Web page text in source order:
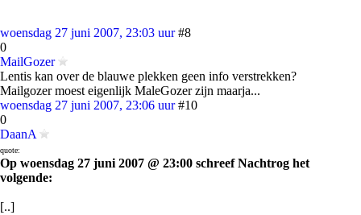
woensdag 27 juni 2007, 23:03 uur #8
0
MailGozer
Lentis kan over de blauwe plekken geen info verstrekken?
Mailgozer moest eigenlijk MaleGozer zijn maarja...
woensdag 27 juni 2007, 23:06 uur #10
0
DaanA
quote:
Op woensdag 27 juni 2007 @ 23:00 schreef Nachtrog het
volgende:
[..]